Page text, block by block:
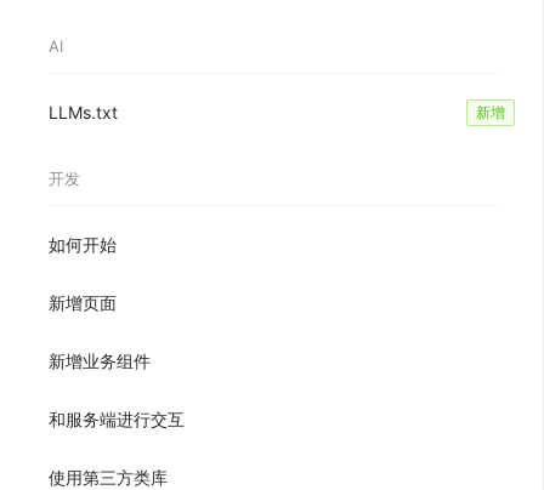
AI
LLMs.txt 新增
开发
如何开始
新增页面
新增业务组件
和服务端进行交互
使用第三方类库